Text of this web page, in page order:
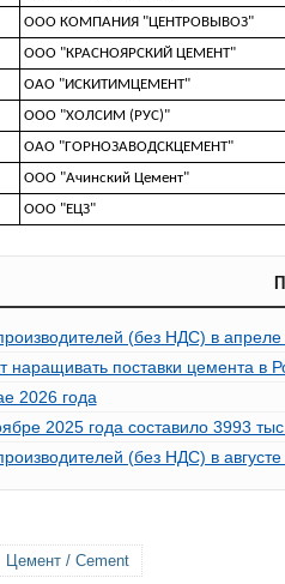
ООО КОМПАНИЯ "ЦЕНТРОВЫВОЗ"
ООО "КРАСНОЯРСКИЙ ЦЕМЕНТ"
ОАО "ИСКИТИМЦЕМЕНТ"
ООО "ХОЛСИМ (РУС)"
ОАО "ГОРНОЗАВОДСКЦЕМЕНТ"
ООО "Ачинский Цемент"
ООО "ЕЦЗ"
(без НДС) в апреле
наращивать поставки цемента в
2026 года
2025 года составило 3993
(без НДС) в августе
Цемент / Cement